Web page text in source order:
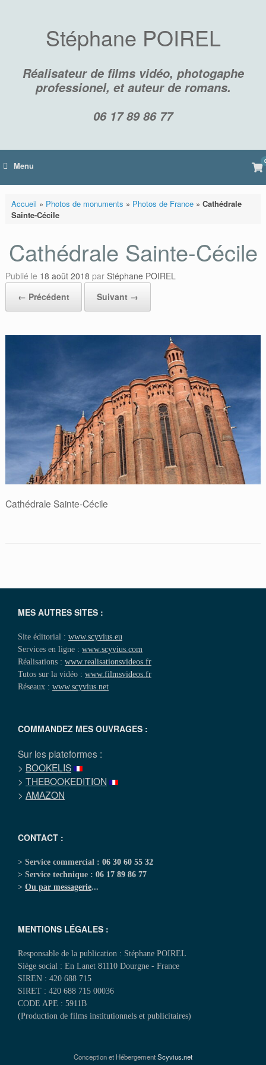
Stéphane POIREL
Réalisateur de films vidéo, photogaphe
professionel, et auteur de romans.
06 17 89 86 77
Menu 0
Accueil » Photos de monuments » Photos de France» Cathédrale
Sainte-Cécile
Cathédrale Sainte-Cécile
Publié le 18 août 2018 par Stéphane POIREL
← Précédent
Suivant →
Cathédrale Sainte-Cécile
MES AUTRES SITES :
Site éditorial : www.scyvius.eu
Services en ligne : www.scyvius.com
Réalisations : www.realisationsvideos.fr
Tutos sur la vidéo : www.filmsvideos.fr
Réseaux : www.scyvius.net
COMMANDEZ MES OUVRAGES :
Sur les plateformes :
> BOOKELIS
> THEBOOKEDITION
> AMAZON
CONTACT :
> Service commercial : 06 30 60 55 32
> Service technique : 06 17 89 86 77
> Ou par messagerie...
MENTIONS LÉGALES :
Responsable de la publication : Stéphane POIREL
Siège social : En Lanet 81110 Dourgne - France
SIREN : 420 688 715
SIRET : 420 688 715 00036
CODE APE : 5911B
(Production de films institutionnels et publicitaires)
Conception et HébergementScyvius.net